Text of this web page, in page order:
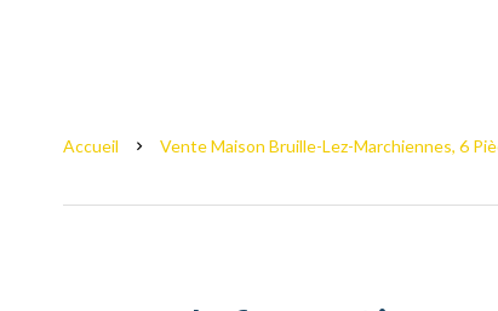
Accueil Vente Maison Bruille-Lez-Marchiennes, 6